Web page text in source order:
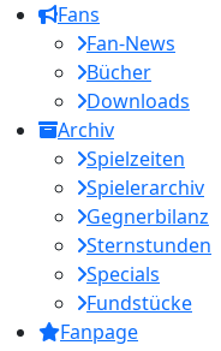
Fans
Fan-News
Bücher
Downloads
Archiv
Spielzeiten
Spielerarchiv
Gegnerbilanz
Sternstunden
Specials
Fundstücke
Fanpage